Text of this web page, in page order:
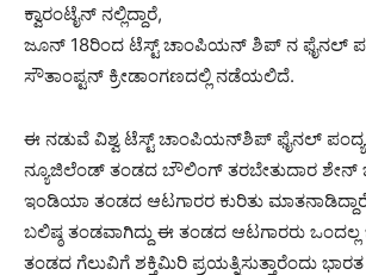
ಕ್ವಾರಂಟೈನ್ ನಲ್ಲಿದ್ದಾರೆ,
ಜೂನ್ 18ರಿಂದ ಟೆಸ್ಟ್‌ ಚಾಂಪಿಯನ್ ಶಿಪ್ ನ ಫೈನಲ್
ಸೌತಾಂಪ್ಟನ್ ಕ್ರೀಡಾಂಗಣದಲ್ಲಿ ನಡೆಯಲಿದೆ.
ಈ ನಡುವೆ ವಿಶ್ವ ಟೆಸ್ಟ್ ಚಾಂಪಿಯನ್‍ಶಿಪ್ ಫೈನಲ್
ನ್ಯೂಜಿಲೆಂಡ್ ತಂಡದ ಬೌಲಿಂಗ್ ತರಬೇತುದಾರ ಶೇನ್
ಇಂಡಿಯಾ ತಂಡದ ಆಟಗಾರರ ಕುರಿತು
ಬಲಿಷ್ಠ ತಂಡವಾಗಿದ್ದು ಈ ತಂಡದ ಆಟಗಾರರು
ತಂಡದ ಗೆಲುವಿಗೆ ಶಕ್ತಿಮಿರಿ ಪ್ರಯತ್ನಿಸುತ್ತಾರೆಂದು